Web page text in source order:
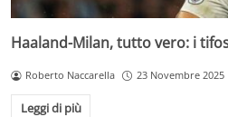
Haaland-Milan, tutto vero: i
Roberto Naccarella 23 Novembre 2025
Leggi di più